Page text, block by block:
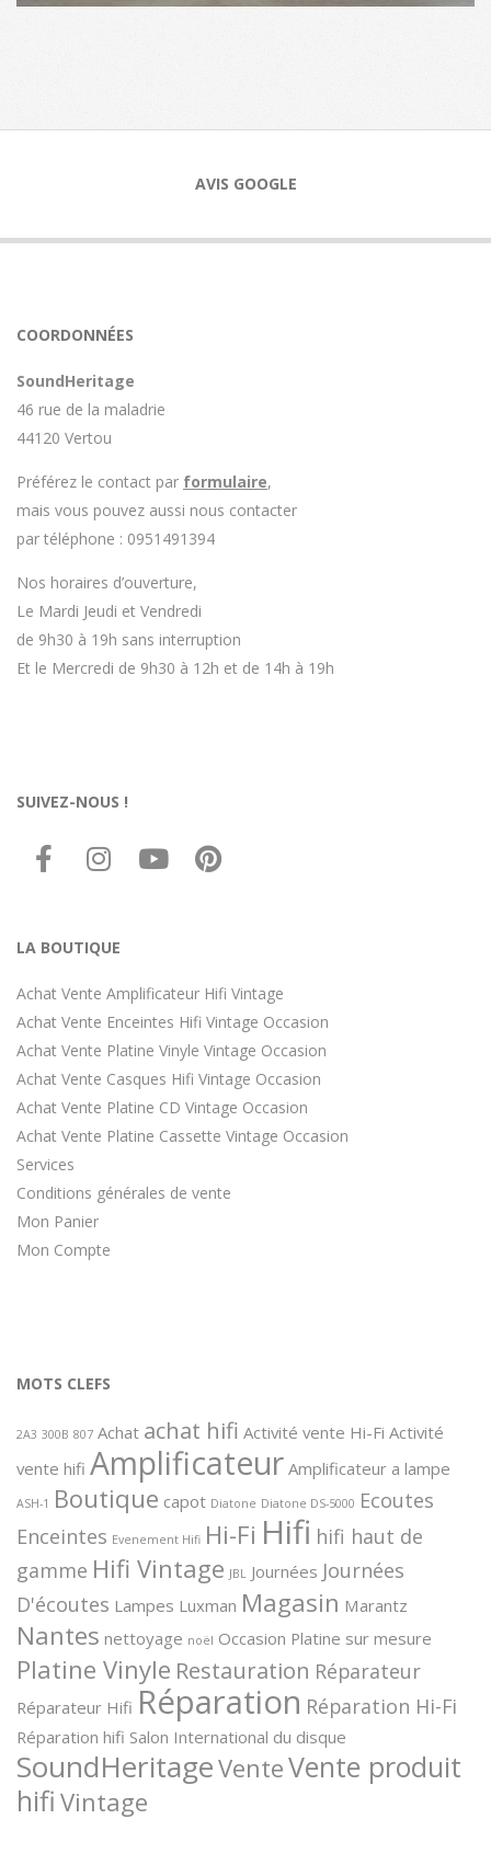
10-
AVIS GOOGLE
COORDONNÉES
SoundHeritage
46 rue de la maladrie
44120 Vertou
Préférez le contact par formulaire,
mais vous pouvez aussi nous contacter
par téléphone : 0951491394
Nos horaires d’ouverture,
Le Mardi Jeudi et Vendredi
de 9h30 à 19h sans interruption
Et le Mercredi de 9h30 à 12h et de 14h à 19h
SUIVEZ-NOUS !
LA BOUTIQUE
Achat Vente Amplificateur Hifi Vintage
Achat Vente Enceintes Hifi Vintage Occasion
Achat Vente Platine Vinyle Vintage Occasion
Achat Vente Casques Hifi Vintage Occasion
Achat Vente Platine CD Vintage Occasion
Achat Vente Platine Cassette Vintage Occasion
Services
Conditions générales de vente
Mon Panier
Mon Compte
MOTS CLEFS
2A3 300B 807 Achat achat hifi Activité vente Hi-Fi Activité
vente hifi Amplificateur Amplificateur a lampe
ASH-1 Boutique capot Diatone Diatone DS-5000 Ecoutes
Enceintes Evenement Hifi Hi-Fi Hifi hifi haut de
gamme Hifi Vintage JBL Journées Journées
D'écoutes Lampes Luxman Magasin Marantz
Nantes nettoyage noël Occasion Platine sur mesure
Platine Vinyle Restauration Réparateur
Réparateur Hifi Réparation Réparation Hi-Fi
Réparation hifi Salon International du disque
SoundHeritageVenteVente produit
hifi Vintage